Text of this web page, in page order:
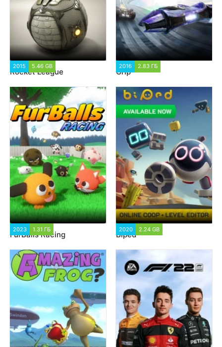
2015 5.46 GB
Rocket League
2016 2.83 ГБ
Grip
2023 1.31 ГБ
FurBalls Racing
2020 2.24 GB
Biped